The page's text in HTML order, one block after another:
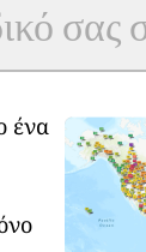
ένα